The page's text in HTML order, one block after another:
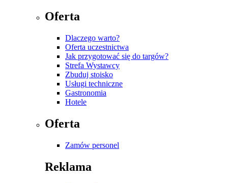
Oferta
Dlaczego warto?
Oferta uczestnictwa
Jak przygotować się do targów?
Strefa Wystawcy
Zbuduj stoisko
Usługi techniczne
Gastronomia
Hotele
Oferta
Zamów personel
Reklama